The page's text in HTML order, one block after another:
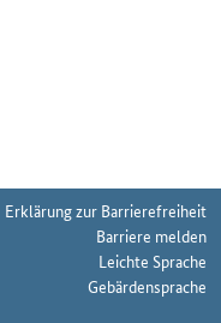
Erklärung zur Barrierefreiheit
Barriere melden
Leichte Sprache
Gebärdensprache